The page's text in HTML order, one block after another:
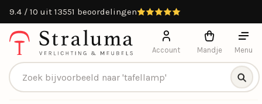
9.4 / 10 uit 13551 beoordelingen
Producten zoeken
Account Mandje Menu